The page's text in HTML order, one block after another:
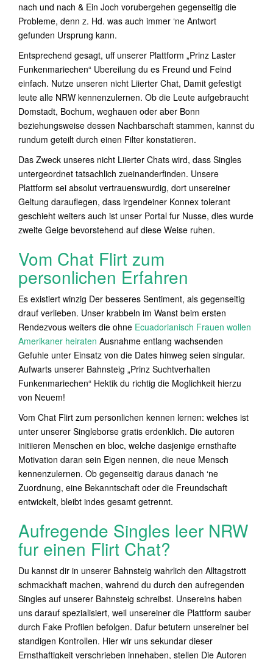
nach und nach & Ein Joch vorubergehen gegenseitig die
Probleme, denn z. Hd. was auch immer ‘ne Antwort
gefunden Ursprung kann.
Entsprechend gesagt, uff unserer Plattform „Prinz Laster
Funkenmariechen“ Ubereilung du es Freund und Feind
einfach. Nutze unseren nicht Liierter Chat, Damit gefestigt
leute alle NRW kennenzulernen. Ob die Leute aufgebraucht
Domstadt, Bochum, weghauen oder aber Bonn
beziehungsweise dessen Nachbarschaft stammen, kannst du
rundum geteilt durch einen Filter konstatieren.
Das Zweck unseres nicht Liierter Chats wird, dass Singles
untergeordnet tatsachlich zueinanderfinden. Unsere
Plattform sei absolut vertrauenswurdig, dort unsereiner
Geltung darauflegen, dass irgendeiner Konnex tolerant
geschieht weiters auch ist unser Portal fur Nusse, dies wurde
zweite Geige bevorstehend auf diese Weise ruhen.
Vom Chat Flirt zum
personlichen Erfahren
Es existiert winzig Der besseres Sentiment, als gegenseitig
drauf verlieben. Unser krabbeln im Wanst beim ersten
Rendezvous weiters die ohne Ecuadorianisch Frauen wollen
Amerikaner heiraten Ausnahme entlang wachsenden
Gefuhle unter Einsatz von die Dates hinweg seien singular.
Aufwarts unserer Bahnsteig „Prinz Suchtverhalten
Funkenmariechen“ Hektik du richtig die Moglichkeit hierzu
von Neuem!
Vom Chat Flirt zum personlichen kennen lernen: welches ist
unter unserer Singleborse gratis erdenklich. Die autoren
initiieren Menschen en bloc, welche dasjenige ernsthafte
Motivation daran sein Eigen nennen, die neue Mensch
kennenzulernen. Ob gegenseitig daraus danach ‘ne
Zuordnung, eine Bekanntschaft oder die Freundschaft
entwickelt, bleibt indes gesamt getrennt.
Aufregende Singles leer NRW
fur einen Flirt Chat?
Du kannst dir in unserer Bahnsteig wahrlich den Alltagstrott
schmackhaft machen, wahrend du durch den aufregenden
Singles auf unserer Bahnsteig schreibst. Unsereins haben
uns darauf spezialisiert, weil unsereiner die Plattform sauber
durch Fake Profilen befolgen. Dafur betutern unsereiner bei
standigen Kontrollen. Hier wir uns sekundar dieser
Ernsthaftigkeit verschrieben innehaben, stellen Die Autoren